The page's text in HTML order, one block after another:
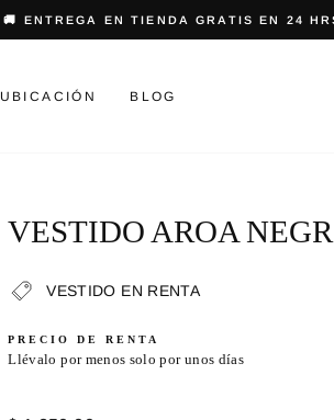
diapositivas
PRIMERA COMPRA -10% COMPRA A 3 MSI 💳
UBICACIÓN BLOG
VESTIDO AROA
VESTIDO EN RENTA
PRECIO DE RENTA
Llévalo por menos solo por unos días